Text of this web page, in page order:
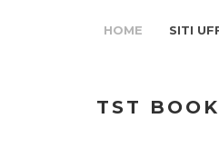
HOME SITI
TST